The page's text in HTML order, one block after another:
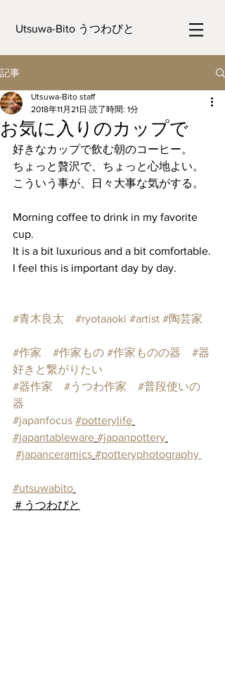
Utsuwa-Bito うつわびと
記事
お気に入りのカップで
Utsuwa-Bito staff
2018年11月21日 読了時間: 1分
好きなカップで飲む朝のコーヒー。
ちょっと贅沢で、ちょっと心地よい。
こういう事が、日々大事な気がする。
Morning coffee to drink in my favorite
cup.
It is a bit luxurious and a bit comfortable.
I feel this is important day by day.
#青木良太 #ryotaaoki #artist #陶芸家
#作家 #作家もの #作家ものの器
#器
好きと繋がりたい
#器作家
#うつわ作家
#普段使いの
器
#japanfocus #potterylife
#japantableware #japanpottery
#japanceramics #potteryphotography
#utsuwabito
＃うつわびと